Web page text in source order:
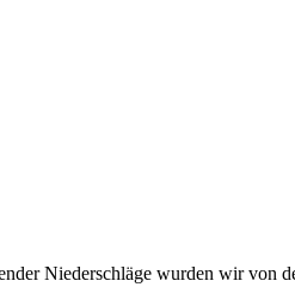
Niederschläge wurden wir von